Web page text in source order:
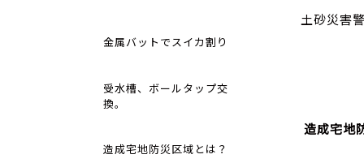
土砂災害
造成宅地
金属バットでスイカ割り
受水槽、ボールタップ交
換。
造成宅地防災区域とは？